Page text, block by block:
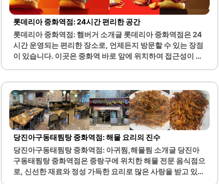
높입니다.이곳은 새벽 2시까지 영업하여 늦은 시간에도 방문
할 수 있는 장점이 있습니다. 고기의 양이 많고 질이 뛰어나
며, 다양한 메뉴가 준비되어 있어 선택의 폭이 넓습니다. 특
히, 특제 소스와 생와사비가 제공되어 고기의 맛을 더욱 풍부
하게 해줍니다.매장 내부는 깔끔하고 쾌적하여..
롯데리아 중화역점: 24시간 편리한 공간
롯데리아 중화역점: 햄버거 소개글 롯데리아 중화역점은 24
시간 운영되는 편리한 장소로, 언제든지 방문할 수 있는 장점
이 있습니다. 이곳은 중화역 바로 앞에 위치하여 접근성이 뛰
간을 제공합니다.롯데리아의 다양한 메뉴는 기성비가 좋으
며, 간단한 식사부터 음료까지 폭넓은 선택이 가능합니다. 특
히 햄버거와 감자튀김은 많은 고객들에게 사랑받고 있으며,
청양통새우버거와 같은 특별한 메뉴도 제공됩니다. 키오스
크를 통해 간편하게 주문할 수 있어 빠른 서비스가 가능하며,
저녁 시간에는 다소 대기 시간이 있을 수 있습니다.이곳은 소
소한 시간을 보내기에 적합하며, 출근길에 간편하게 들르기
좋은 장소입니다. 또한, 커피와 디저트를 함께 즐길 수 있어
다양한 취향을 만족시킬 수 있습니다. 롯데리아..
당진아구동태찜탕 중화역점: 해물 요리의 진수
당진아구동태찜탕 중화역점: 아귀찜,해물찜 소개글 당진아
구동태찜탕 중화역점은 중랑구에 위치한 해물 전문 음식점으
로, 신선한 재료와 정성 가득한 요리로 많은 사랑을 받고 있습